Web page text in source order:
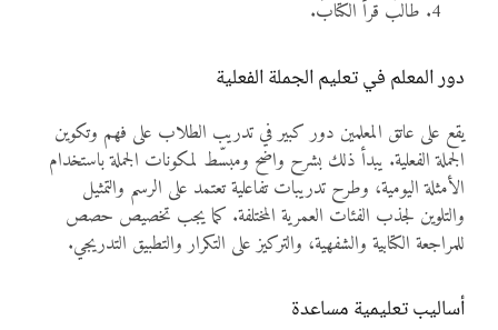
طالب قرأ الكتابَ.
دور المعلم في تعليم الجملة الفعلية
يقع على عاتق المعلمين دور كبير في تدريب الطلاب على فهم وتكوين
الجملة الفعلية. يبدأ ذلك بشرح واضح ومبسّط لمكونات الجملة باستخدام
الأمثلة اليومية، وطرح تدريبات تفاعلية تعتمد على الرسم والتمثيل
والتلوين لجذب الفئات العمرية المختلفة. كما يجب تخصيص حصص
للمراجعة الكتابية والشفهية، والتركيز على التكرار والتطبيق التدريجي.
أساليب تعليمية مساعدة